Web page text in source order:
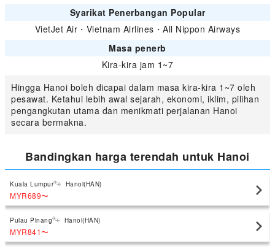
Syarikat Penerbangan Popular
VietJet Air ・ Vietnam Airlines ・All Nippon Airways
Masa penerb
Kira-kira jam 1~7
Hingga Hanoi boleh dicapai dalam masa kira-kira 1~7 oleh
pesawat. Ketahui lebih awal sejarah, ekonomi, iklim, pilihan
pengangkutan utama dan menikmati perjalanan Hanoi
secara bermakna.
Bandingkan harga terendah untuk Hanoi
Kuala Lumpur Hanoi(HAN)
MYR689〜
Pulau Pinang Hanoi(HAN)
MYR841〜